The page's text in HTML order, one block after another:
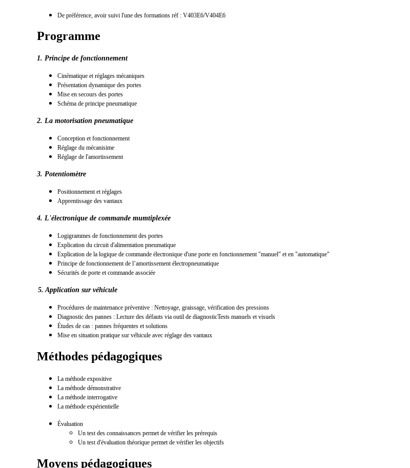
De préférence, avoir suivi l'une des formations réf : V403E6/V404E6
Programme
1. Principe de fonctionnement
Cinématique et réglages mécaniques
Présentation dynamique des portes
Mise en secours des portes
Schéma de principe pneumatique
2. La motorisation pneumatique
Conception et fonctionnement
Réglage du mécanisime
Réglage de l'amortissement
3. Potentiomètre
Positionnement et réglages
Apprentissage des vantaux
4. L'électronique de commande mumtiplexée
Logigrammes de fonctionnement des portes
Explication du circuit d'alimentation pneumatique
Explication de la logique de commande électronique d'une porte en fonctionnement "manuel" et en "automatique"
Principe de fonctionnement de l’amortissement électropneumatique
Sécurités de porte et commande associée
5. Application sur véhicule
Procédures de maintenance préventive : Nettoyage, graissage, vérification des pressions
Diagnostic des pannes : Lecture des défauts via outil de diagnosticTests manuels et visuels
Études de cas : pannes fréquentes et solutions
Mise en situation pratique sur véhicule avec réglage des vantaux
Méthodes pédagogiques
La méthode expositive
La méthode démonstrative
La méthode interrogative
La méthode expérientielle
Évaluation
Un test des connaissances permet de vérifier les prérequis
Un test d'évaluation théorique permet de vérifier les objectifs
Moyens pédagogiques